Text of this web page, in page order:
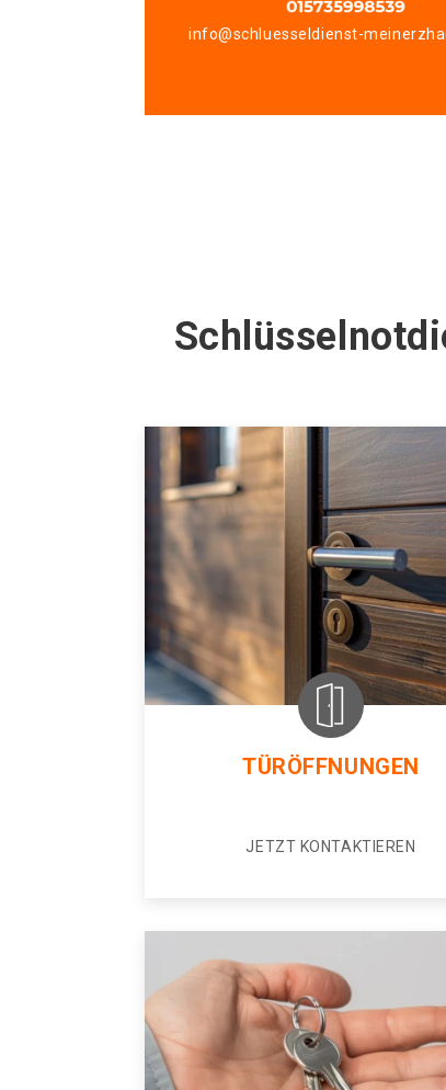
info@schluesseldienst-
TÜRÖFFNUNGEN
JETZT KONTAKTIEREN